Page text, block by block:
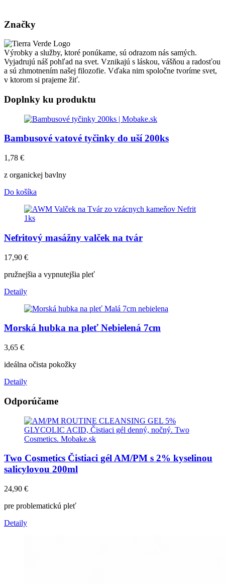
Značky
Výrobky a služby, ktoré ponúkame, sú odrazom nás samých.
Vyjadrujú náš pohľad na svet. Vznikajú s láskou, vášňou a radosťou
a sú zhmotnením našej filozofie. Vďaka nim spoločne tvoríme svet,
v ktorom si prajeme žiť.
Doplnky ku produktu
Bambusové vatové tyčinky do uší 200ks
1,78 €
z organickej bavlny
Do košíka
Nefritový masážny valček na tvár
17,90 €
pružnejšia a vypnutejšia pleť
Detaily
Morská hubka na pleť Nebielená 7cm
3,65 €
ideálna očista pokožky
Detaily
Odporúčame
Two Cosmetics Čistiaci gél AM/PM s 2% kyselinou
salicylovou 200ml
24,90 €
pre problematickú pleť
Detaily